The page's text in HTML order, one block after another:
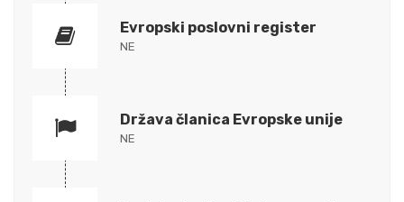
Evropski poslovni register
NE
Država članica Evropske unije
NE